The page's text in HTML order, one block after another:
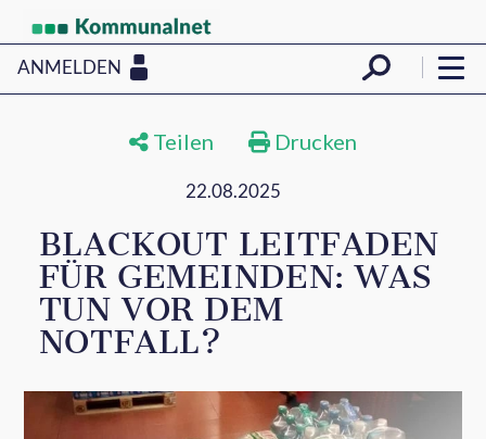
ANMELDEN
Teilen Drucken
22.08.2025
BLACKOUT LEITFADEN
FÜR GEMEINDEN: WAS
TUN VOR DEM
NOTFALL?